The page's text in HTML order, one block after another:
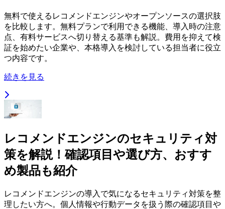
無料で使えるレコメンドエンジンやオープンソースの選択肢
を比較します。無料プランで利用できる機能、導入時の注意
点、有料サービスへ切り替える基準も解説。費用を抑えて検
証を始めたい企業や、本格導入を検討している担当者に役立
つ内容です。
続きを見る
レコメンドエンジンのセキュリティ対
策を解説！確認項目や選び方、おすす
め製品も紹介
レコメンドエンジンの導入で気になるセキュリティ対策を整
理したい方へ。個人情報や行動データを扱う際の確認項目や